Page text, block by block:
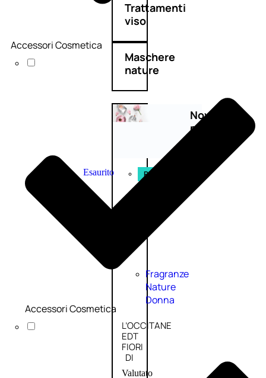
Trattamenti
viso
Maschere
nature
Novità
profumi
Esaurito PROMO
Fragranze
Nature
Donna
L’OCCITANE
EDT
FIORI
DI
Valutato
Accessori Cosmetica
Accessori Cosmetica